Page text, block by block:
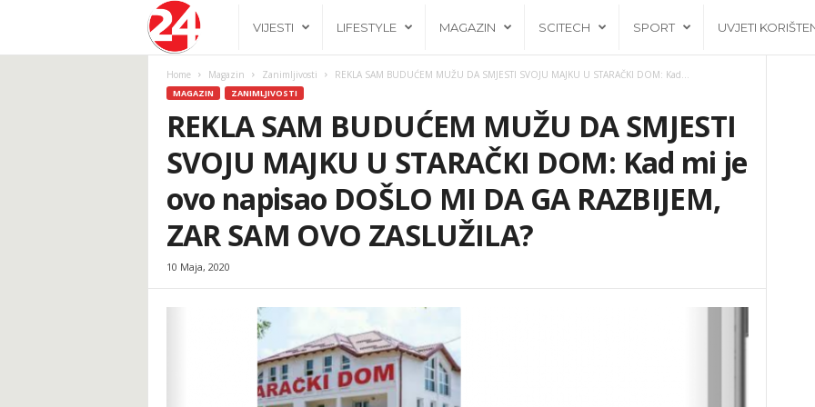
b
a
VIJESTI LIFESTYLE MAGAZIN SCITECH SPORT UVJETI
Home Magazin Zanimljivosti REKLA SAM BUDUĆEM MUŽU DA SMJESTI SVOJU MAJKU U STARAČKI DOM: Kad...
MAGAZIN ZANIMLJIVOSTI
REKLA SAM BUDUĆEM MUŽU DA SMJESTI
SVOJU MAJKU U STARAČKI DOM: Kad mi je
ovo napisao DOŠLO MI DA GA RAZBIJEM,
ZAR SAM OVO ZASLUŽILA?
10 Maja, 2020